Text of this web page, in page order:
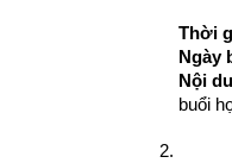
Thời
Ngày
Nội
buổi